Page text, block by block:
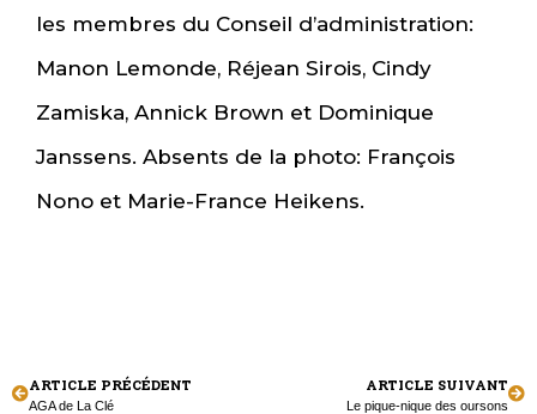
les membres du Conseil d’administration:
Manon Lemonde, Réjean Sirois, Cindy
Zamiska, Annick Brown et Dominique
Janssens. Absents de la photo: François
Nono et Marie-France Heikens.
ARTICLE PRÉCÉDENT
AGA de La Clé
ARTICLE SUIVANT
Le pique-nique des oursons